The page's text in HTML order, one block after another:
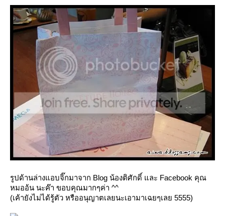
รูปด้านล่างแอบจิ๊กมาจาก Blog น้องติศักดิ์ และ Facebook คุณ
หมออ้น นะค๊า ขอบคุณมากๆค่า ^^
(เค้ายังไม่ได้รู้ตัว หรืออนุญาตเลยนะเอามาเฉยๆเลย 5555)